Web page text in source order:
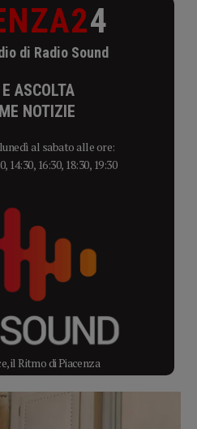
4
di Radio Sound
ASCOLTA
NOTIZIE
al sabato alle ore:
14:30, 16:30, 18:30, 19:30
il Ritmo di Piacenza